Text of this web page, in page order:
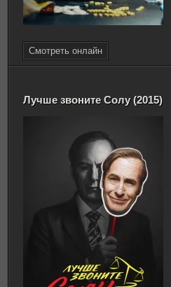
Смотреть онлайн
Лучше звоните Солу (2015)